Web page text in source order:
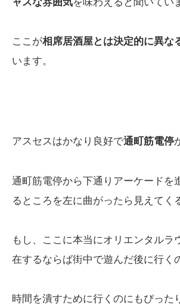
ここが相席居酒屋とは決定的に異な
います。
アスセスはかなり良好で通町筋電停
通町筋電停から下通りアーケードを
るところを左に曲がったら見えてく
もし、ここに本当にオリエンタルラ
在するならば街中で遊んだ後に行く
時間を潰すために行くのにもぴった